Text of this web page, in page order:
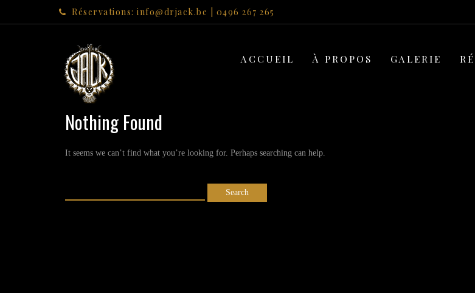
Réservations: info@drjack.be | 0496 267 265
ACCUEIL À PROPOS GALERIE
Nothing Found
It seems we can’t find what you’re looking for. Perhaps searching can help.
for: